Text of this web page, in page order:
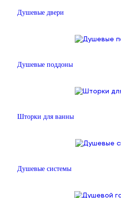
Душевые двери
Душевые поддоны
Шторки для ванны
Душевые системы